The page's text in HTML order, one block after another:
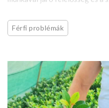
Férfi problémák